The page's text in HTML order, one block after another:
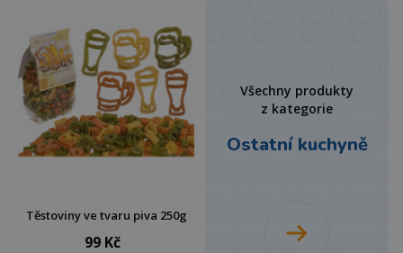
Těstoviny ve tvaru piva 250g
99 Kč
Všechny produkty
z kategorie
Ostatní kuchyně